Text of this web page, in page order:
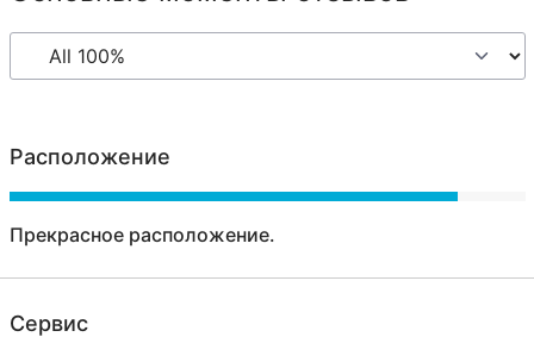
Расположение
Прекрасное расположение.
Сервис